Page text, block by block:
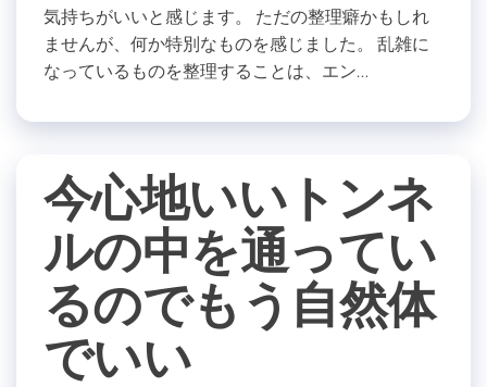
気持ちがいいと感じます。 ただの整理癖かもしれ
ませんが、何か特別なものを感じました。 乱雑に
なっているものを整理することは、エン…
今心地いいトンネ
ルの中を通ってい
るのでもう自然体
でいい